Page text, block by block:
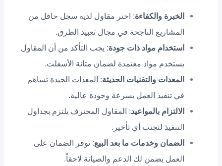
الخبرة والكفاءة: اختر مقاول لديه سجل حافل من
المشاريع الناجحة في مجال تعبيد الطرق.
استخدام مواد ذات جودة: يجب التأكد من أن المقاول
يستخدم مواد معتمدة لضمان متانة الأسفلت.
المعدات والتقنيات الحديثة: المعدات الجيدة تساهم
في تنفيذ العمل بسرعة وجودة عالية.
الالتزام بالمواعيد: المقاول المحترف يلتزم بجداول
التنفيذ لتجنب أي تأخير.
الضمان وخدمات ما بعد البيع: توفر الضمان على
العمل يضمن لك الدعم والصيانة لاحقاً.